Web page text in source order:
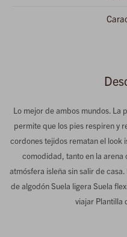
Lo mejor de ambos mundos. La
permite que los pies respiren y
cordones tejidos rematan el look
comodidad, tanto en la arena
atmósfera isleña sin salir de
de algodón Suela ligera Suela
viajar Plantilla